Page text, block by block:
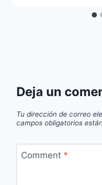
Deja un
Tu dirección de correo
campos obligatorios
Comment *